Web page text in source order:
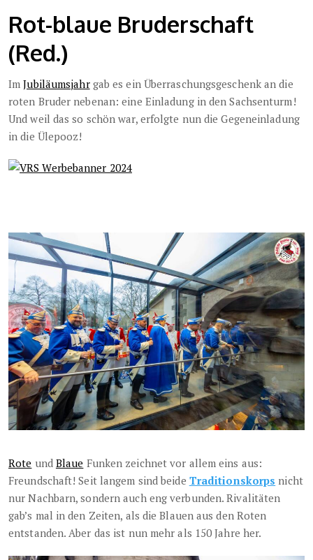
Rot-blaue Bruderschaft
(Red.)
ImJubiläumsjahrgab es ein Überraschungsgeschenk an die
roten Bruder nebenan: eine Einladung in den Sachsenturm!
Und weil das so schön war, erfolgte nun die Gegeneinladung
in die Ülepooz!
Rote und Blaue Funken zeichnet vor allem eins aus:
Freundschaft! Seit langem sind beide Traditionskorps nicht
nur Nachbarn, sondern auch eng verbunden. Rivalitäten
gab’s mal in den Zeiten, als die Blauen aus den Roten
entstanden. Aber das ist nun mehr als 150 Jahre her.